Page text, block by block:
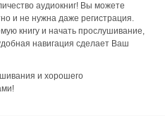
аудиокниг! Вы можете
и не нужна даже регистрация.
книгу и начать прослушивание,
навигация сделает Ваш
и хорошего